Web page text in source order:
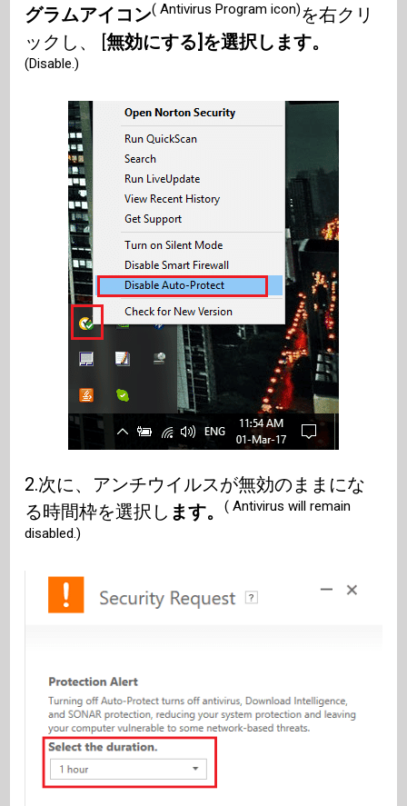
グラムアイコン( Antivirus Program icon)を右クリ
ックし、 [無効にする]を選択します。
(Disable.)
2.次に、アンチウイルスが無効のままにな
る時間枠を選択し ます。( Antivirus will remain
disabled.)